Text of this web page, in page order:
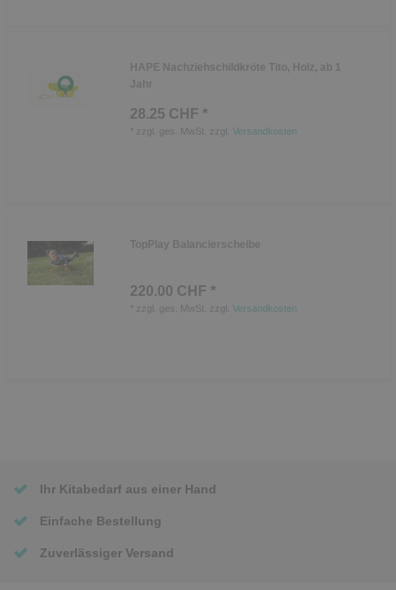
HAPE Nachziehschildkröte Tito, Holz, ab 1
Jahr
28.25 CHF *
zzgl. ges. MwSt. zzgl. Versandkosten
TopPlay Balancierscheibe
220.00 CHF *
zzgl. ges. MwSt. zzgl. Versandkosten
Ihr Kitabedarf aus einer Hand
Einfache Bestellung
Zuverlässiger Versand